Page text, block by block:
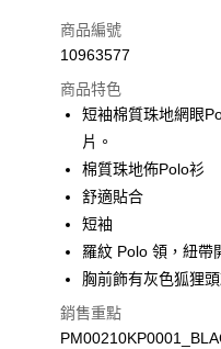
運送方式
付款後全家取貨
每筆NT$100，滿
付款後萊爾富取貨
每筆NT$100
付款後7-11取貨
每筆NT$100，滿
宅配
商品編號
10963577
商品特色
短袖棉質珠地網眼
片。
棉質珠地佈Polo衫
舒適貼合
短袖
羅紋 Polo 領，紐帶
胸前飾有灰色狐狸
銷售重點